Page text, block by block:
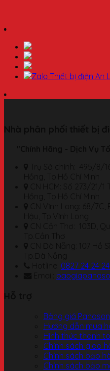
0827 24 24
Bảng giá
Hướng dẫn mua
Hình thức thanh
Chính sách giao
Chính sách bảo
Chính sách bảo